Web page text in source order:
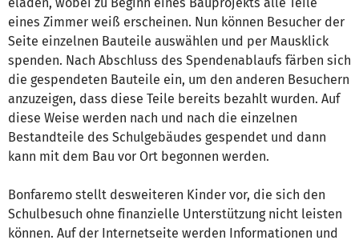
eines Zimmer weiß erscheinen. Nun können Besucher der
Seite einzelnen Bauteile auswählen und per Mausklick
spenden. Nach Abschluss des Spendenablaufs färben sich
die gespendeten Bauteile ein, um den anderen Besuchern
anzuzeigen, dass diese Teile bereits bezahlt wurden. Auf
diese Weise werden nach und nach die einzelnen
Bestandteile des Schulgebäudes gespendet und dann
kann mit dem Bau vor Ort begonnen werden.
Bonfaremo stellt desweiteren Kinder vor, die sich den
Schulbesuch ohne finanzielle Unterstützung nicht leisten
können. Auf der Internetseite werden Informationen und